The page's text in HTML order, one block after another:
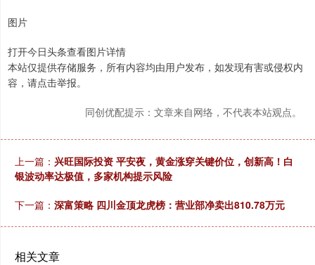
图片
打开今日头条查看图片详情
本站仅提供存储服务，所有内容均由用户发布，如发现有害或侵权内
容，请点击举报。
同创优配提示：文章来自网络，不代表本站观点。
上一篇： 兴旺国际投资 平安夜，黄金涨穿关键价位，创新高！白
银波动率达极值，多家机构提示风险
下一篇： 深富策略 四川金顶龙虎榜：营业部净卖出810.78万元
相关文章